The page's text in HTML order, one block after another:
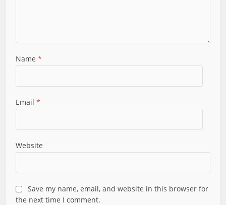
Name*
Email*
Website
Save my name, email, and website in this browser for
the next time I comment.